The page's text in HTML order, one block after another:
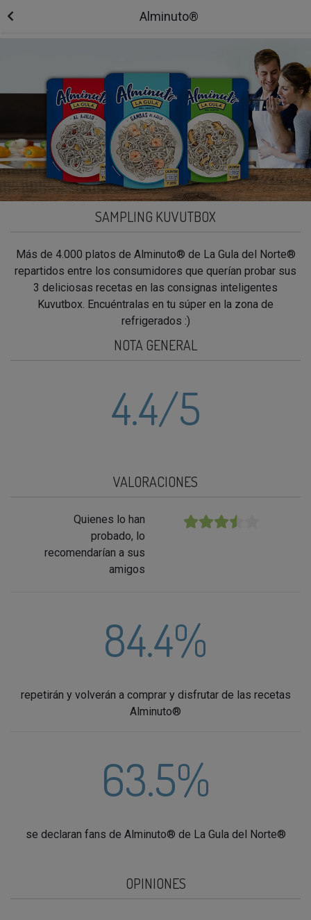
Alminuto®
SAMPLING KUVUTBOX
Más de 4.000 platos de Alminuto® de La Gula del Norte®
repartidos entre los consumidores que querían probar sus
3 deliciosas recetas en las consignas inteligentes
Kuvutbox. Encuéntralas en tu súper en la zona de
refrigerados :)
NOTA GENERAL
4.4/5
VALORACIONES
Quienes lo han
probado, lo
recomendarían a sus
amigos
★★★★★
84.4%
repetirán y volverán a comprar y disfrutar de las recetas
Alminuto®
63.5%
se declaran fans de Alminuto® de La Gula del Norte®
OPINIONES